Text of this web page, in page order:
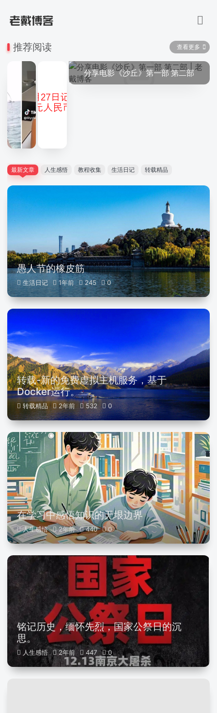
推荐阅读 查看更多
分享电影《沙丘》第一部 第二部
最新文章 人生感悟 教程收集 生活日记 转载精品
愚人节的橡皮筋
生活日记 1年前 245 0
转载-新的免费虚拟主机服务，基于
Docker运行。
转载精品 2年前 532 0
在学习中感悟知识的无垠边界
人生感悟 2年前 440 0
铭记历史，缅怀先烈，国家公祭日的沉
思。
人生感悟 2年前 447 0